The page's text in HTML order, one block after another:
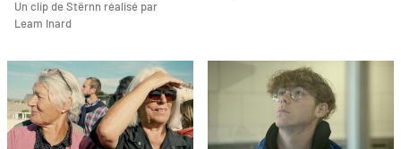
Un clip de Stërnn réalisé par
Leam Inard